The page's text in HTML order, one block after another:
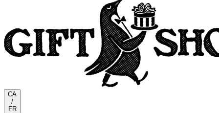
CA
/
FR